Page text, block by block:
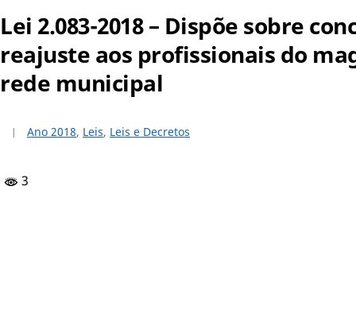
Lei 2.083-2018 – Dispõe sobre
reajuste aos profissionais do
rede municipal
Ano 2018, Leis, Leis e Decretos
3